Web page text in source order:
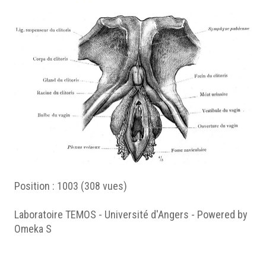
Position : 1003 (308 vues)
Laboratoire TEMOS - Université d'Angers - Powered by
Omeka S